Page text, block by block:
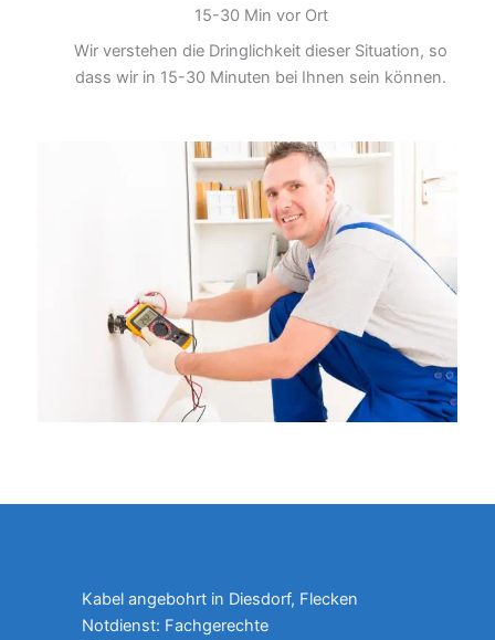
15-30 Min vor Ort
Wir verstehen die Dringlichkeit dieser Situation, so
dass wir in 15-30 Minuten bei Ihnen sein können.
Kabel angebohrt in Diesdorf, Flecken
Notdienst: Fachgerechte